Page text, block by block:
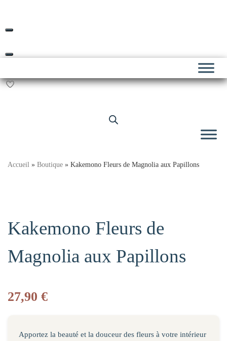
content
Accueil » Boutique » Kakemono Fleurs de Magnolia aux Papillons
Kakemono Fleurs de
Magnolia aux Papillons
27,90 €
Apportez la beauté et la douceur des fleurs à votre intérieur